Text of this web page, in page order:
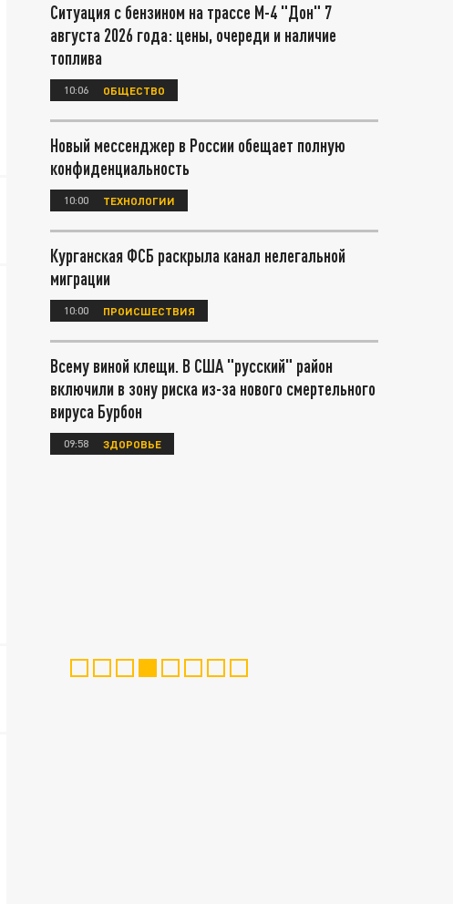
Ситуация с бензином на трассе М-4 "Дон" 7
августа 2026 года: цены, очереди и наличие
топлива
10:06 ОБЩЕСТВО
Новый мессенджер в России обещает полную
конфиденциальность
10:00 ТЕХНОЛОГИИ
Курганская ФСБ раскрыла канал нелегальной
миграции
10:00 ПРОИСШЕСТВИЯ
Всему виной клещи. В США "русский" район
включили в зону риска из-за нового смертельного
вируса Бурбон
09:58 ЗДОРОВЬЕ